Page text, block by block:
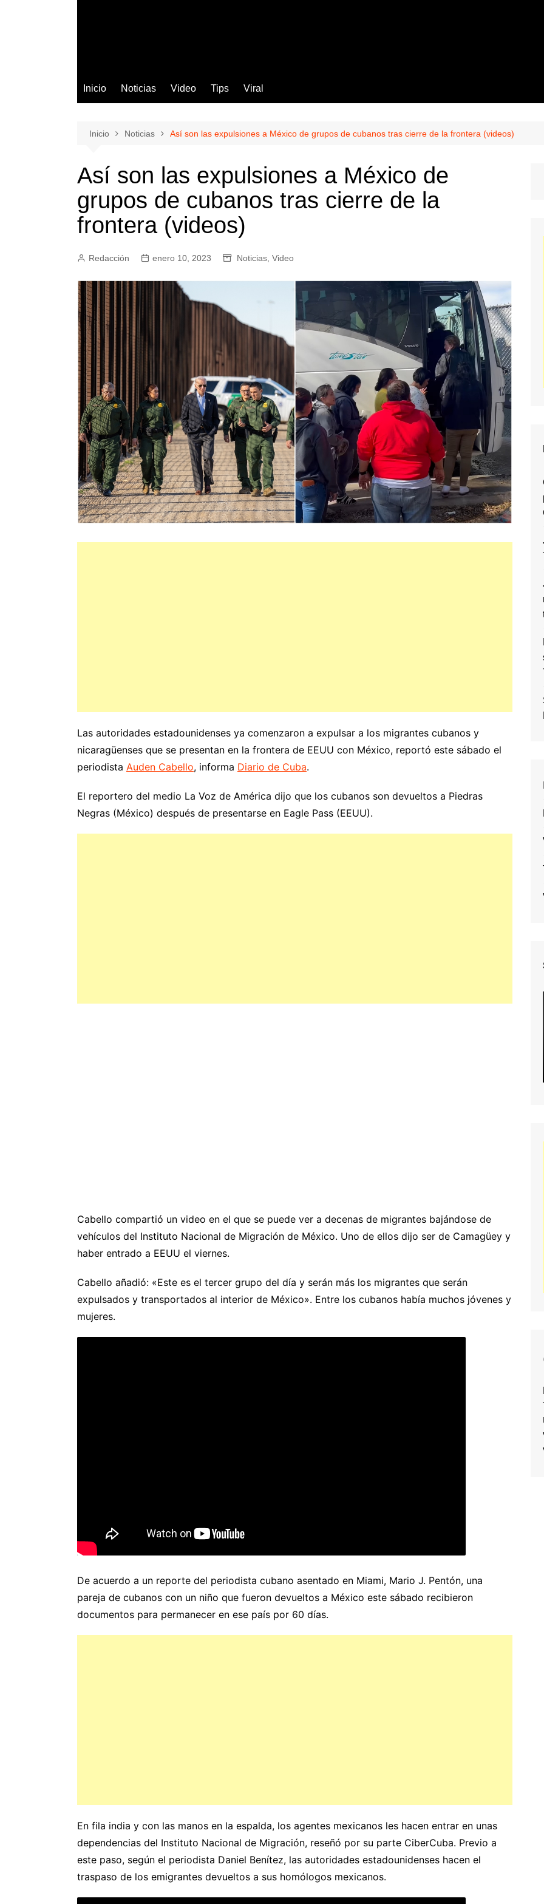
Inicio Noticias Video Tips Viral
Inicio Noticias Así son las expulsiones a México de grupos de cubanos tras cierre de la frontera (videos)
Así son las expulsiones a México de
grupos de cubanos tras cierre de la
frontera (videos)
Redacción enero 10, 2023 Noticias Video
Las autoridades estadounidenses ya comenzaron a expulsar a los migrantes cubanos y
nicaragüenses que se presentan en la frontera de EEUU con México, reportó este sábado el
periodista Auden Cabello, informa Diario de Cuba.
El reportero del medio La Voz de América dijo que los cubanos son devueltos a Piedras
Negras (México) después de presentarse en Eagle Pass (EEUU).
Cabello compartió un video en el que se puede ver a decenas de migrantes bajándose de
vehículos del Instituto Nacional de Migración de México. Uno de ellos dijo ser de Camagüey y
haber entrado a EEUU el viernes.
Cabello añadió: «Este es el tercer grupo del día y serán más los migrantes que serán
expulsados y transportados al interior de México». Entre los cubanos había muchos jóvenes y
mujeres.
De acuerdo a un reporte del periodista cubano asentado en Miami, Mario J. Pentón, una
pareja de cubanos con un niño que fueron devueltos a México este sábado recibieron
documentos para permanecer en ese país por 60 días.
En fila india y con las manos en la espalda, los agentes mexicanos les hacen entrar en unas
dependencias del Instituto Nacional de Migración, reseñó por su parte CiberCuba. Previo a
este paso, según el periodista Daniel Benítez, las autoridades estadounidenses hacen el
traspaso de los emigrantes devueltos a sus homólogos mexicanos.